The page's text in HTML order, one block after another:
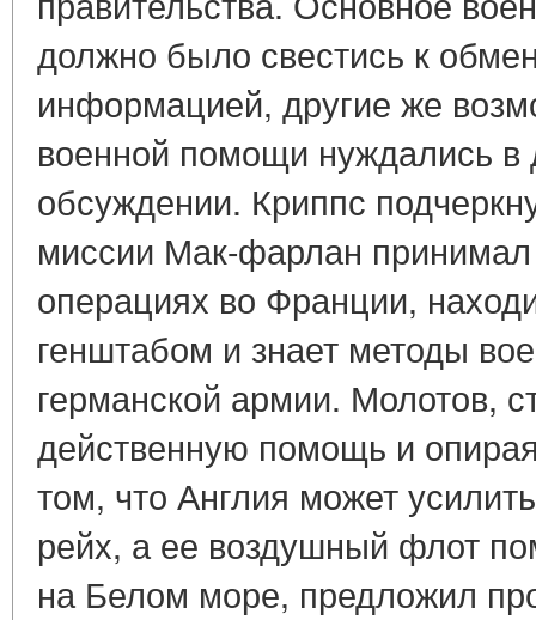
должно было свестись к
информацией, другие же
военной помощи нуждались в
обсуждении. Криппс
миссии Мак-фарлан
операциях во Франции,
генштабом и знает методы
германской армии. Молотов,
действенную помощь и
том, что Англия может
рейх, а ее воздушный флот
на Белом море, предложил